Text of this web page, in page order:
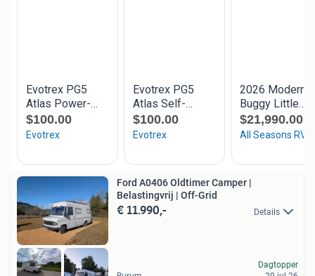
Ford A0406 Oldtimer Camper |
Belastingvrij | Off-Grid
€ 11.990,- Details
Dagtopper